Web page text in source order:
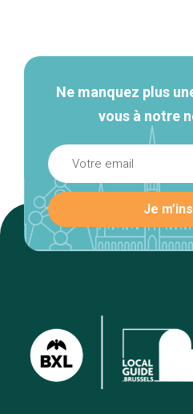
Ne manquez plus
vous à notre